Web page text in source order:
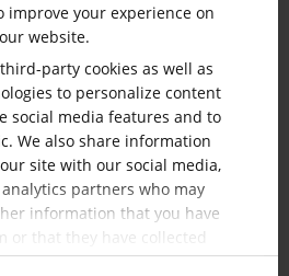
improve your experience on
our website.
party cookies as well as
to personalize content
social media features and to
We also share information
site with our social media,
partners who may
information that you have
or that they have collected
of their services.